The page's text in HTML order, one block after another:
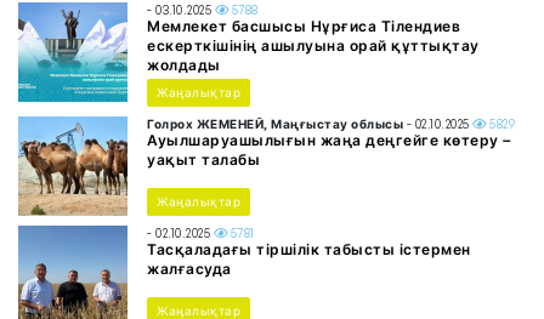
- 03.10.2025 5788
Мемлекет басшысы Нұрғиса Тілендиев
ескерткішінің ашылуына орай құттықтау
жолдады
Жаңалықтар
Голрох ЖЕМЕНЕЙ, Маңғыстау облысы - 02.10.2025 5829
Ауылшаруашылығын жаңа деңгейге көтеру –
уақыт талабы
Жаңалықтар
- 02.10.2025 5781
Тасқаладағы тіршілік табысты істермен
жалғасуда
Жаңалықтар